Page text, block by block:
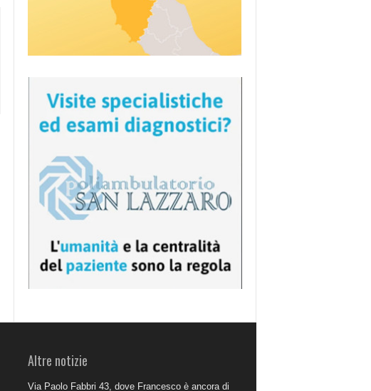
Altre notizie
Via Paolo Fabbri 43, dove Francesco è ancora di